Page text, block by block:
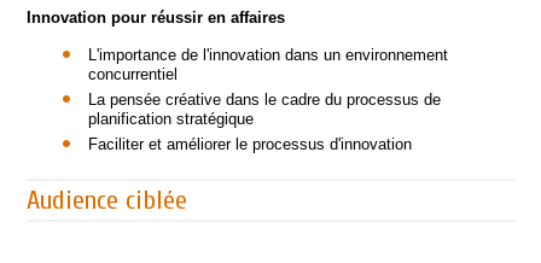
Innovation pour réussir en affaires
L'importance de l'innovation dans un environnement
concurrentiel
La pensée créative dans le cadre du processus de
planification stratégique
Faciliter et améliorer le processus d'innovation
Audience ciblée